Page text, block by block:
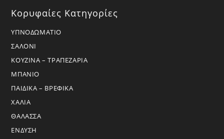
Κορυφαίες Κατηγορίες
ΥΠΝΟΔΩΜΑΤΙΟ
ΣΑΛΟΝΙ
ΚΟΥΖΙΝΑ – ΤΡΑΠΕΖΑΡΙΑ
ΜΠΑΝΙΟ
ΠΑΙΔΙΚΑ – ΒΡΕΦΙΚΑ
ΧΑΛΙΑ
ΘΑΛΑΣΣΑ
ΕΝΔΥΣΗ